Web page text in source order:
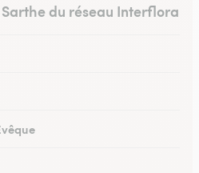
du réseau Interflora